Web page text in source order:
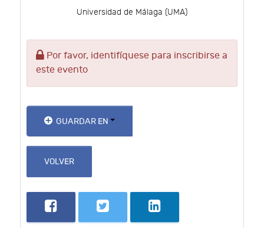
Universidad de Málaga (UMA)
Por favor, identifíquese para inscribirse a
este evento
GUARDAR EN
VOLVER